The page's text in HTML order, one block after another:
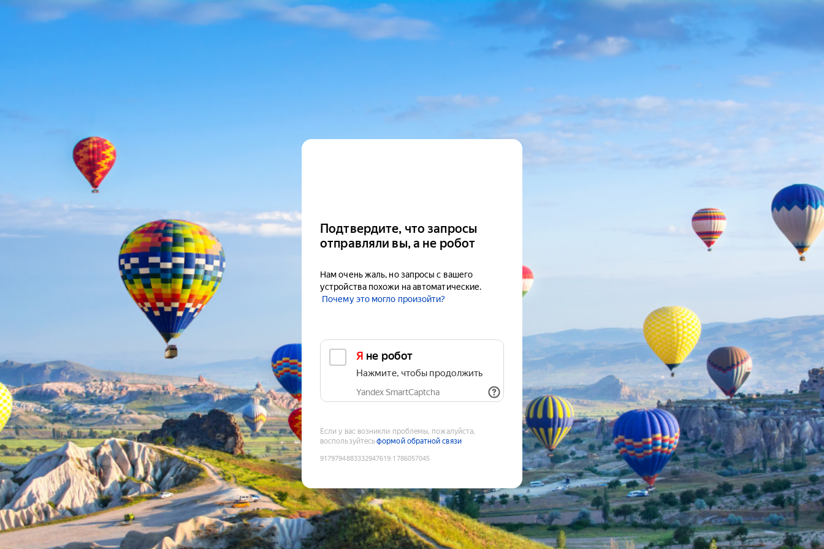
Подтвердите, что запросы
отправляли вы, а не робот
Нам очень жаль, но запросы с вашего
устройства похожи на автоматические.
Почему это могло произойти?
Я не робот
Нажмите, чтобы продолжить
Yandex SmartCaptcha
Если у вас возникли проблемы, пожалуйста,
воспользуйтесьформой обратной связи
9179794883332947619:1786057045